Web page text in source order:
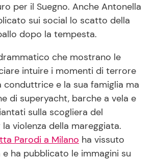
per il Suegno. Anche Antonella
sui social lo scatto della
dopo la tempesta.
che mostrano le
intuire i momenti di terrore
conduttrice e la sua famiglia ma
di superyacht, barche a vela e
sulla scogliera del
violenza della mareggiata.
Parodi a Milano ha vissuto
ha pubblicato le immagini su